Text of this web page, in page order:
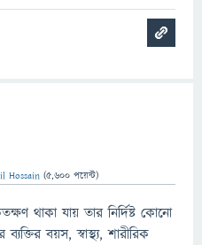
Hossain (5,600 পয়েন্ট)
থাকা যায় তার নির্দিষ্ট কোনো
বয়স, স্বাস্থ্য, শারীরিক